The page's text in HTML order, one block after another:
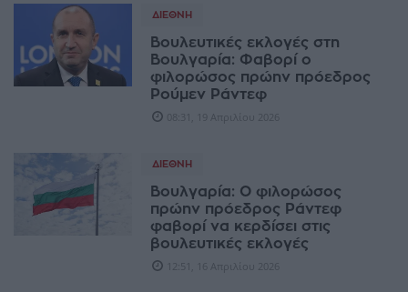
ΔΙΕΘΝΉ
Βουλευτικές εκλογές στη
Βουλγαρία: Φαβορί ο
φιλορώσος πρώην πρόεδρος
Ρούμεν Ράντεφ
08:31, 19 Απριλίου 2026
ΔΙΕΘΝΉ
Βουλγαρία: Ο φιλορώσος
πρώην πρόεδρος Ράντεφ
φαβορί να κερδίσει στις
βουλευτικές εκλογές
12:51, 16 Απριλίου 2026